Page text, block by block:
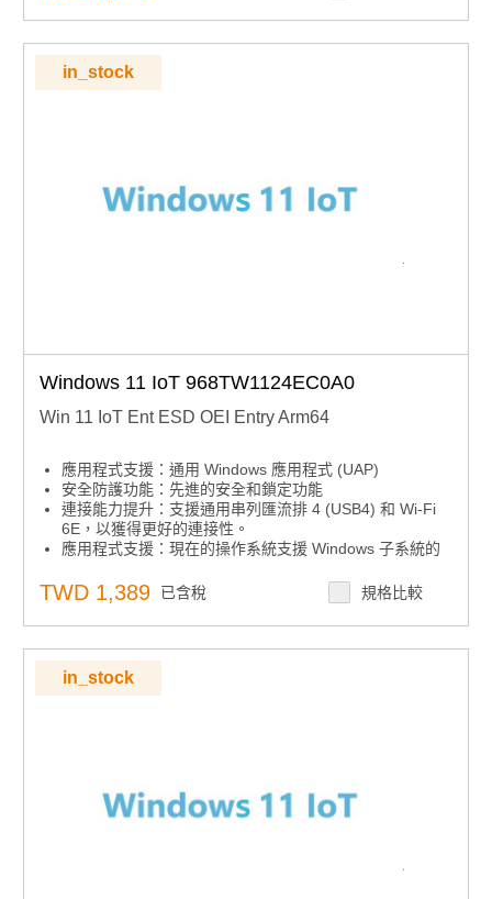
in_stock
Windows 11 IoT 968TW1124EC0A0
Win 11 IoT Ent ESD OEI Entry Arm64
應用程式支援：通用 Windows 應用程式 (UAP)
安全防護功能：先進的安全和鎖定功能
連接能力提升：支援通用串列匯流排 4 (USB4) 和 Wi-Fi
6E，以獲得更好的連接性。
應用程式支援：現在的操作系統支援 Windows 子系統的
TWD 1,389 已含稅 規格比較
in_stock